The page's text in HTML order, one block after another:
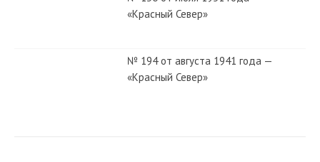
«Красный Север»
№ 194 от августа 1941 года —
«Красный Север»